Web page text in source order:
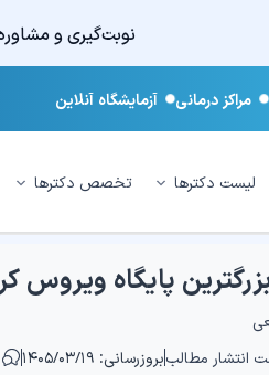
نوبت‌گیری و
مراکز درمانی آزمایشگاه آنلاین
لیست دکترها تخصص دکترها
پایگاه ویروس
انتشار مطالببروزرسانی: ۱۴۰۵/۰۳/۱۹